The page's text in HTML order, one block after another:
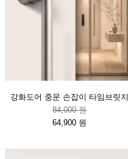
강화도어 중문 손잡이 타임브릿지
84,000 원
64,900 원